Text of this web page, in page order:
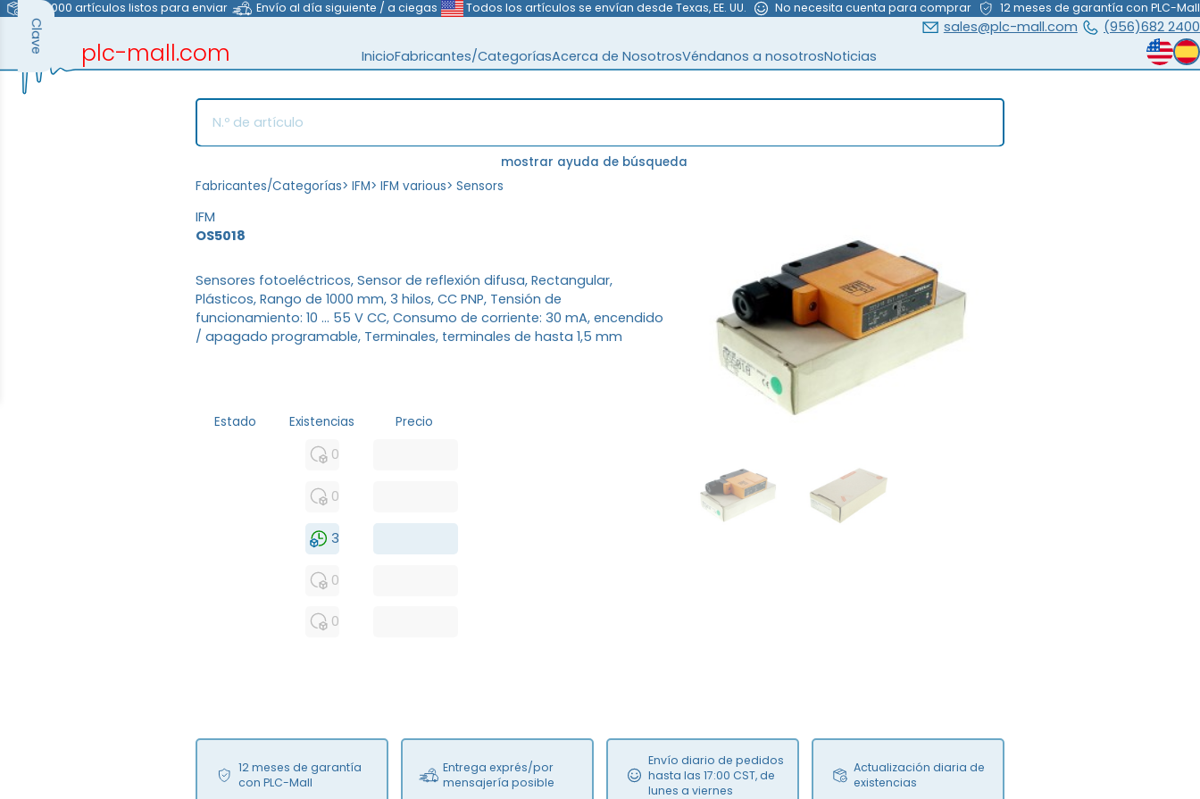
>40.000 artículos listos para enviar Envío al día siguiente / a ciegas Todos los artículos se envían desde Texas, EE. UU. No necesita cuenta para comprar 12 meses de garantía con PLC-Mall
plc-mall.com InicioFabricantes/CategoríasAcerca de NosotrosVéndanos a nosotrosNoticias
(956)682 2400
sales@plc-mall.com
mostrar ayuda de búsqueda
Fabricantes/Categorías> IFM> IFM various> Sensors
IFM
OS5018
Estado Existencias Precio
0
0
3
0
0
12 meses de garantía
con PLC-Mall
Entrega exprés/por
mensajería posible
Envío diario de pedidos
hasta las 17:00 CST, de
lunes a viernes
Actualización diaria de
existencias
Sensores fotoeléctricos, Sensor de reflexión difusa, Rectangular,
Plásticos, Rango de 1000 mm, 3 hilos, CC PNP, Tensión de
funcionamiento: 10 ... 55 V CC, Consumo de corriente: 30 mA, encendido
/ apagado programable, Terminales, terminales de hasta 1,5 mm
Clave